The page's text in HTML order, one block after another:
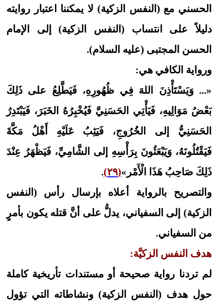
الحسني مع (النفس الزكية) لا يمكننا اعتبار روايته
دليلاً على انتساب (النفس الزكية) إلى الإمام
الحسن المجتبى (عليه السلام).
ورواية الكافي هي:
«... وَيَسْتَأْذِنَ‏ اللهَ‏ فِي‏ ظُهُورِهِ،‏ فَيَطَّلِعُ على ذَلِكَ
بَعْضُ مَوَالِيهِ، فَيَأْتِي الحَسَنِيَّ فَيُخْبِرُهُ الخَبَرَ، فَيَبْتَدِرُ
الحَسَنِيُّ إلى الخُرُوجِ، فَيَثِبُ عَلَيْهِ أَهْلُ مَكَّةَ
فَيَقْتُلُونَهُ، وَيَبْعَثُونَ بِرَأْسِهِ إلى الشَّامِيِّ، فَيَظْهَرُ عِنْدَ
ذَلِكَ صَاحِبُ هَذَا الْأَمْر»(٢٩)
.
والتصريح بالرواية أعلاه بإرسال رأس (النفس
الزكية) إلى السفياني، يدلُّ على أنَّ قتله يكون بأمرٍ
من السفياني.
هدف النفس الزكيَّة:
لم تردنا رواية صحيحة أو مستندات تأريخية كاملة
حول هدف (النفس الزكية) ونشاطاته التي تؤول